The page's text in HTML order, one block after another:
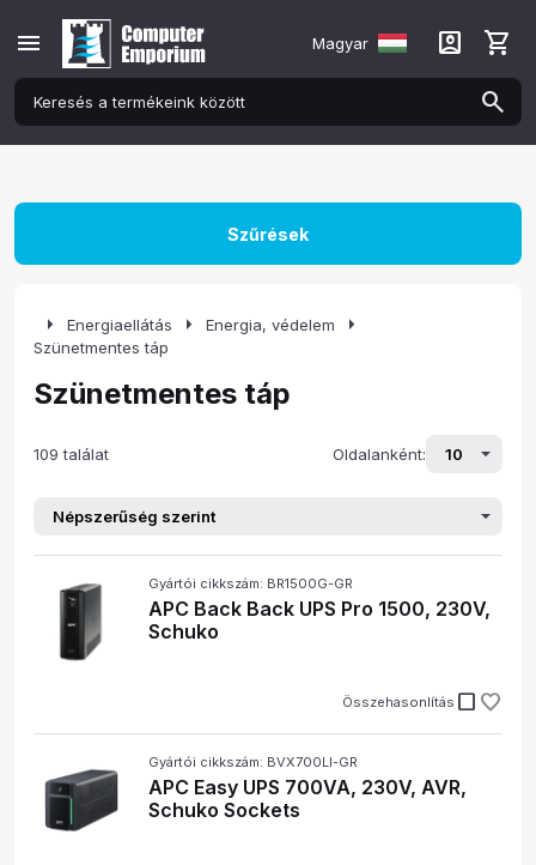
menu Magyar account_box shopping_cart
arrow_right Energiaellátás arrow_right Energia, védelem arrow_right
Szünetmentes táp
Szünetmentes táp
109 találat Oldalanként:
Gyártói cikkszám: BR1500G-GR
APC Back Back UPS Pro 1500, 230V,
Schuko
Összehasonlítás check_box_outline_blank
Gyártói cikkszám: BVX700LI-GR
APC Easy UPS 700VA, 230V, AVR,
Schuko Sockets
Szűrések